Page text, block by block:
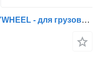
Маховик Mitsubishi Fuso - FLYWHEEL - для грузовика Mitsubishi CANTER FUSO